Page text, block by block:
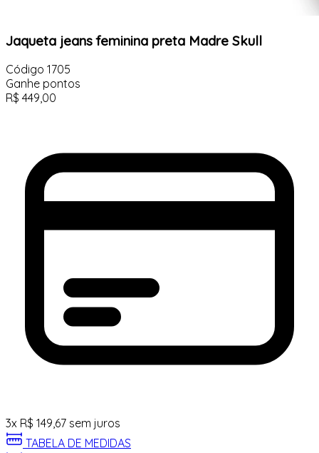
Jaqueta jeans feminina preta Madre Skull
Código 1705
Ganhe pontos
R$ 449,00
3x R$ 149,67 sem juros
TABELA DE MEDIDAS